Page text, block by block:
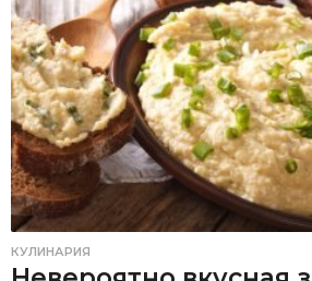
КУЛИНАРИЯ